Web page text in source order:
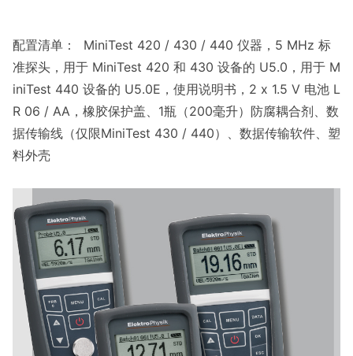
配置清单： MiniTest 420 / 430 / 440 仪器，5 MHz 标
准探头，用于 MiniTest 420 和 430 设备的 U5.0，用于 M
iniTest 440 设备的 U5.0E，使用说明书，2 x 1.5 V 电池 L
R 06 / AA，橡胶保护盖、1瓶（200毫升）防腐耦合剂、数
据传输线（仅限MiniTest 430 / 440）、数据传输软件、塑
料外壳